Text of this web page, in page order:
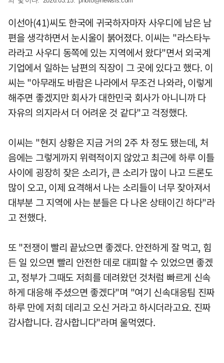
이선아(41)씨도 한국에 귀국하자마자 사우디에 남은 남
편을 생각하면서 눈시울이 붉어졌다. 이씨는 "라스타누
라라고 사우디 동쪽에 있는 지역에서 왔다"면서 외국계
기업에서 일하는 남편의 직장이 그 곳에 있다고 했다. 이
씨는 "아무래도 바람은 나라에서 무조건 나와라, 이렇게
해주면 좋겠지만 회사가 대한민국 회사가 아니니까 다
자유의 의지라서 더 어려운 것 같다"고 걱정했다.
이씨는 "현지 상황은 지금 거의 2주 차 정도 됐는데, 처
음에는 그렇게까지 위력적이지 않았고 최근에 하루 이틀
사이에 굉장히 잦은 소리가, 큰 소리가 많이 나고 드론도
많이 오고, 이제 요격해서 나는 소리들이 너무 잦아져서
대부분 그 지역에 사는 분들은 다 나온 상태이긴 하다"라
고 전했다.
또 "전쟁이 빨리 끝났으면 좋겠다. 안전하게 잘 먹고, 힘
든 일 있으면 빨리 안전한 데로 대피할 수 있었으면 좋겠
고, 정부가 그때도 저희를 데려왔던 것처럼 빠르게 신속
하게 대응해 주셨으면 좋겠다"며 "여기 신속대응팀 진짜
하루 만에 저희 데리고 오신 거라고 하시더라고요. 진짜
감사합니다. 감사합니다"라며 울먹였다.